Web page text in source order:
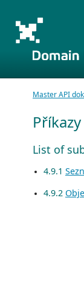
Master API
List of
4.9.1
4.9.2